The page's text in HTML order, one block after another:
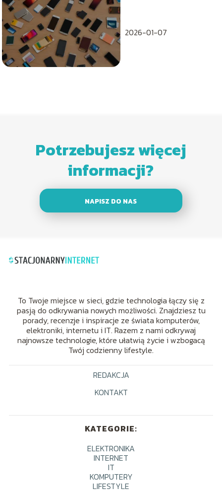
budżet
2026-01-07
Potrzebujesz więcej
informacji?
NAPISZ DO NAS
To Twoje miejsce w sieci, gdzie technologia łączy się z
pasją do odkrywania nowych możliwości. Znajdziesz tu
porady, recenzje i inspiracje ze świata komputerów,
elektroniki, internetu i IT. Razem z nami odkrywaj
najnowsze technologie, które ułatwią życie i wzbogacą
Twój codzienny lifestyle.
REDAKCJA
KONTAKT
KATEGORIE:
ELEKTRONIKA
INTERNET
IT
KOMPUTERY
LIFESTYLE